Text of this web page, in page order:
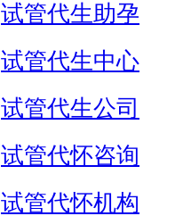
试管代生助孕
试管代生中心
试管代生公司
试管代怀咨询
试管代怀机构